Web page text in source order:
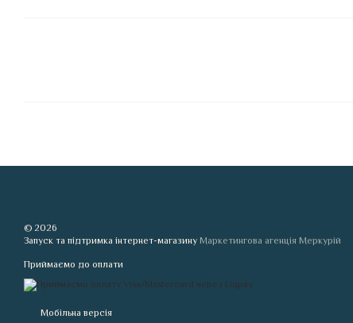
© 2026
Запуск та підтримка інтернет-магазину Маркетингова агенція Меркурій
Приймаємо до оплати
Мобільна версія